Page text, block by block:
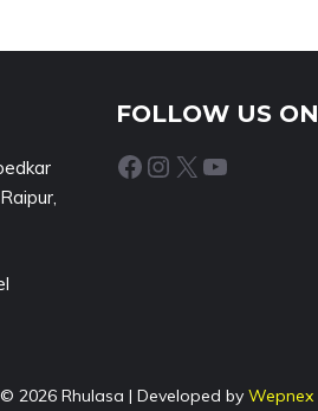
FOLLOW US ON
Facebook Instagram X YouTube
© 2026 Rhulasa | Developed by Wepnex